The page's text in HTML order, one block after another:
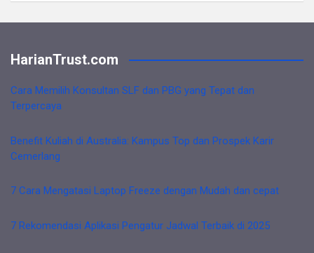
HarianTrust.com
Cara Memilih Konsultan SLF dan PBG yang Tepat dan
Terpercaya
Benefit Kuliah di Australia: Kampus Top dan Prospek Karir
Cemerlang
7 Cara Mengatasi Laptop Freeze dengan Mudah dan cepat
7 Rekomendasi Aplikasi Pengatur Jadwal Terbaik di 2025